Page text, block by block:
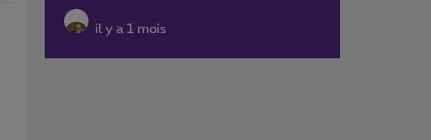
il y a 1 mois